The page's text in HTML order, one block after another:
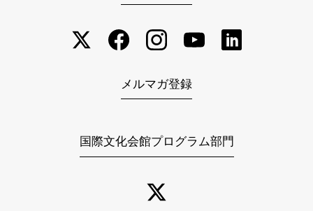
メルマガ登録
国際文化会館プログラム部門